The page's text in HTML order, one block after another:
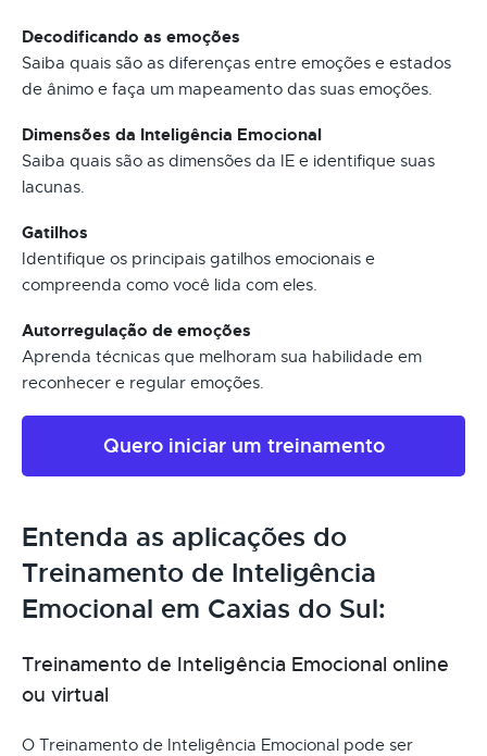
Decodificando as emoções
Saiba quais são as diferenças entre emoções e estados
de ânimo e faça um mapeamento das suas emoções.
Dimensões da Inteligência Emocional
Saiba quais são as dimensões da IE e identifique suas
lacunas.
Gatilhos
Identifique os principais gatilhos emocionais e
compreenda como você lida com eles.
Autorregulação de emoções
Aprenda técnicas que melhoram sua habilidade em
reconhecer e regular emoções.
Quero iniciar um treinamento
Entenda as aplicações do
Treinamento de Inteligência
Emocional em Caxias do Sul:
Treinamento de Inteligência Emocional online
ou virtual
O Treinamento de Inteligência Emocional pode ser